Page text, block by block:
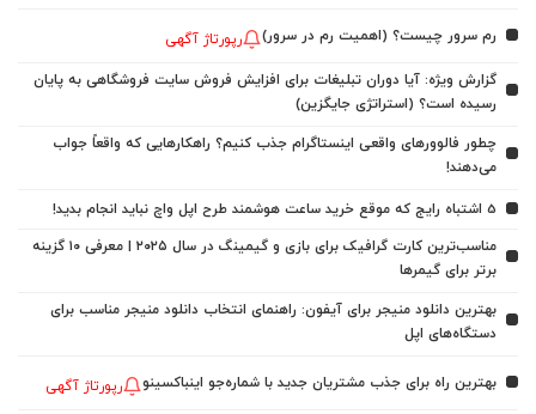
رم سرور چیست؟ (اهمیت رم در سرور) رپورتاژ آگهی
گزارش ویژه: آیا دوران تبلیغات برای افزایش فروش سایت فروشگاهی به پایان
رسیده است؟ (استراتژی جایگزین)
چطور فالوورهای واقعی اینستاگرام جذب کنیم؟ راهکارهایی که واقعاً جواب
می‌دهند!
5 اشتباه رایج که موقع خرید ساعت هوشمند طرح اپل واچ نباید انجام بدید!
مناسب‌ترین کارت گرافیک برای بازی و گیمینگ در سال ۲۰۲۵ | معرفی ۱۰ گزینه
برتر برای گیمرها
بهترین دانلود منیجر برای آیفون: راهنمای انتخاب دانلود منیجر مناسب برای
دستگاه‌های اپل
بهترین راه برای جذب مشتریان جدید با شماره‌جو اینباکسینو رپورتاژ آگهی